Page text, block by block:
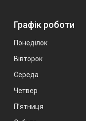
Графік роботи
Понеділок
Вівторок
Середа
Четвер
Пʼятниця